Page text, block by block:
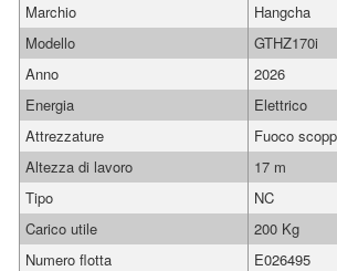
Marchio
Hangcha
Modello
GTHZ170i
Anno
2026
Energia
Elettrico
Attrezzature
Fuoco
Altezza di lavoro
17 m
Tipo
NC
Carico utile
200 Kg
Numero flotta
E026495